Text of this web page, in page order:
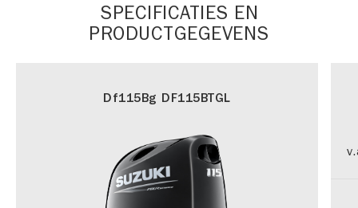
SPECIFICATIES EN
PRODUCTGEGEVENS
Df115Bg DF115BTGL